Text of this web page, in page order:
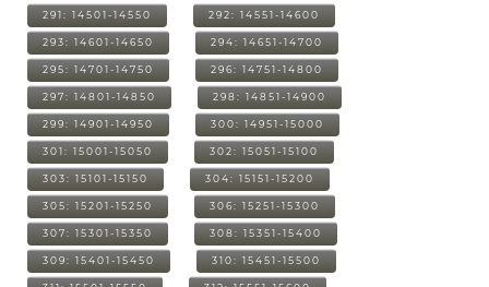
291: 14501-14550 292: 14551-14600
293: 14601-14650 294: 14651-14700
295: 14701-14750 296: 14751-14800
297: 14801-14850 298: 14851-14900
299: 14901-14950 300: 14951-15000
301: 15001-15050 302: 15051-15100
303: 15101-15150 304: 15151-15200
305: 15201-15250 306: 15251-15300
307: 15301-15350 308: 15351-15400
309: 15401-15450 310: 15451-15500